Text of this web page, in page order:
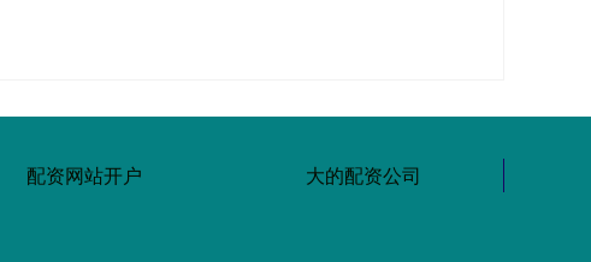
配资网站开户 大的配资公司